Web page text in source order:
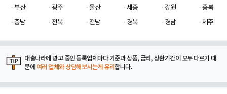
부산
광주 울산 세종 강원
충북
충남
전북 전남 경북 경남 제주
대출나라에 광고 중인 등록업체마다 기준과 상품, 금리, 상환기간이 모두 다르기 때
문에 여러 업체와 상담해보시는게 유리합니다.